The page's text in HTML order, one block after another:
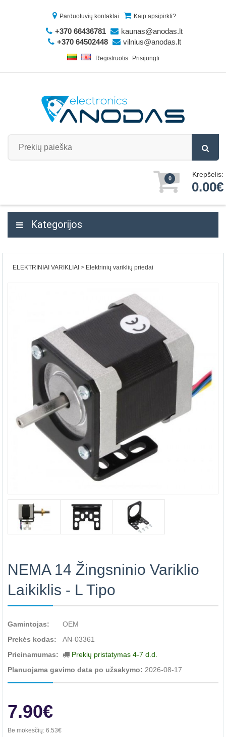
Parduotuvių kontaktai Kaip apsipirkti?
+370 66436781
kaunas@anodas.lt
+370 64502448
vilnius@anodas.lt
Registruotis Prisijungti
0 Krepšelis:
0.00€
Kategorijos
ELEKTRINIAI VARIKLIAI Elektrinių variklių priedai
NEMA 14 Žingsninio Variklio
Laikiklis - L Tipo
Gamintojas:
OEM
Prekės kodas:
AN-03361
Prieinamumas:
Prekių pristatymas 4-7 d.d.
Planuojama gavimo data po užsakymo: 2026-08-17
7.90€
Be mokesčių: 6.53€